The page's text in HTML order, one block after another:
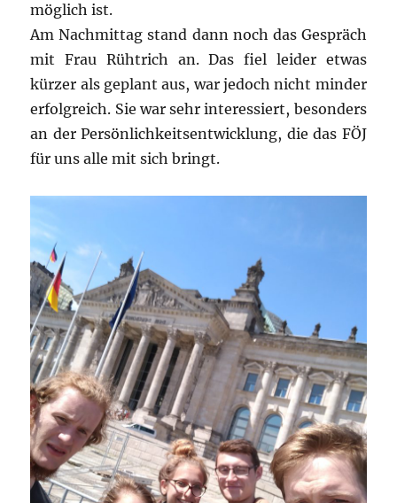
möglich ist.
Am Nachmittag stand dann noch das Gespräch
mit Frau Rühtrich an. Das fiel leider etwas
kürzer als geplant aus, war jedoch nicht minder
erfolgreich. Sie war sehr interessiert, besonders
an der Persönlichkeitsentwicklung, die das FÖJ
für uns alle mit sich bringt.